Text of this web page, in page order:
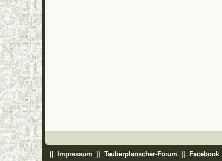
|| Impressum || Tauberplanscher-Forum || Facebook